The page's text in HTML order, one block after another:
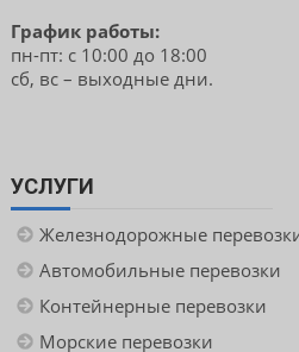
График работы:
пн-пт: с 10:00 до 18:00
сб, вс – выходные дни.
УСЛУГИ
Железнодорожные
Автомобильные перевозки
Контейнерные перевозки
Морские перевозки